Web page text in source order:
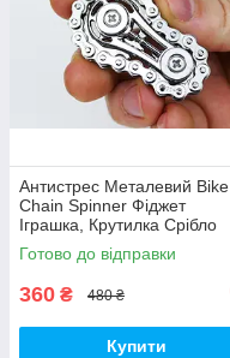
Антистрес Металевий Bike
Chain Spinner Фіджет
Іграшка, Крутилка Срібло
(01154)
Готово до відправки
360 ₴ 480 ₴
Купити